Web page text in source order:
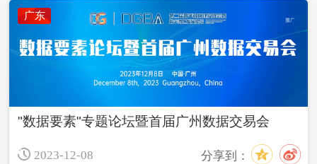
广东
"数据要素"专题论坛暨首届广州数据交易会
2023-12-08 分享到：